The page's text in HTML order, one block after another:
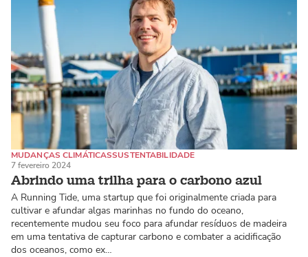
Abrindo uma trilha para o carbono azul
MUDANÇAS CLIMÁTICASSUSTENTABILIDADE
ALGAS MARINHAS / MACROALGAS
7 fevereiro 2024
A Running Tide, uma startup que foi originalmente criada para
cultivar e afundar algas marinhas no fundo do oceano,
recentemente mudou seu foco para afundar resíduos de madeira
em uma tentativa de capturar carbono e combater a acidificação
dos oceanos, como ex…